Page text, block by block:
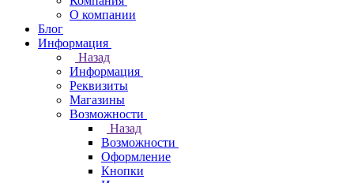
О компании
Блог
Информация
Назад
Информация
Реквизиты
Магазины
Возможности
Назад
Возможности
Оформление
Кнопки